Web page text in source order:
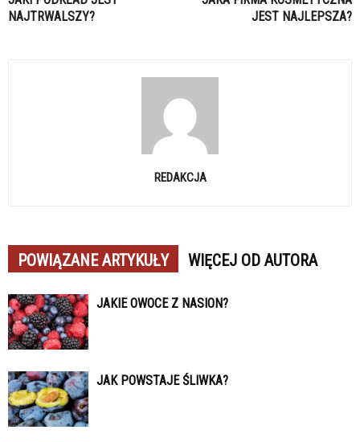
NAJTRWALSZY?
JEST NAJLEPSZA?
REDAKCJA
POWIĄZANE ARTYKUŁY WIĘCEJ OD AUTORA
JAKIE OWOCE Z NASION?
JAK POWSTAJE ŚLIWKA?